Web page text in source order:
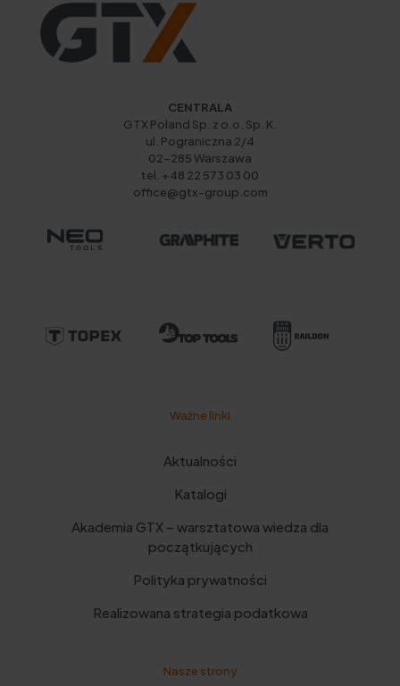
CENTRALA
GTX Poland Sp. z o.o. Sp. K.
ul. Pograniczna 2/4
02-285 Warszawa
tel. +48 22 573 03 00
office@gtx-group.com
Ważne linki
Aktualności
Katalogi
Akademia GTX – warsztatowa wiedza dla
początkujących
Polityka prywatności
Realizowana strategia podatkowa
Nasze strony